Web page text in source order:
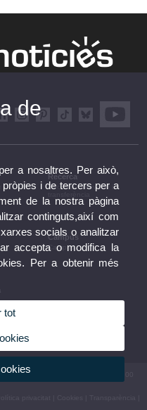
Recerca
Recerca, innovació i
Campus
Campus
Espanya. Tel UV: (+34) 963 86 41 00
de
a nosaltres. Per això,
i de tercers per a
de la nostra pàgina
continguts,així com
socials o analitzar
accepta o modifica la
Per a obtenir més
tot